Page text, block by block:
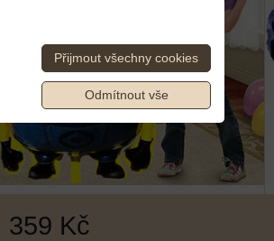
359 Kč
Přijmout všechny cookies
Odmítnout vše